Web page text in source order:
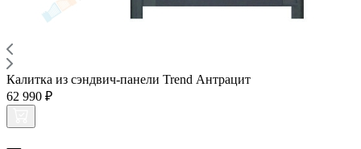
Калитка из сэндвич-панели Trend Антрацит
62 990 ₽